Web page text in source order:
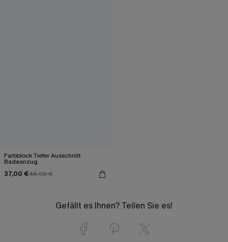
Farbblock Tiefer Ausschnitt
Badeanzug
37,00 €46,00 €
Gefällt es Ihnen? Teilen Sie es!